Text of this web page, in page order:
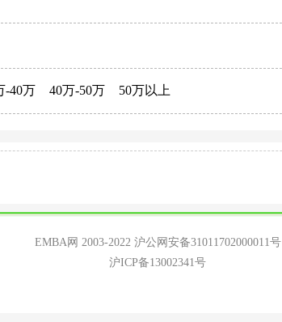
-40万 40万-50万 50万以上
EMBA网 2003-2022 沪公网安备31011702000011号
沪ICP备13002341号